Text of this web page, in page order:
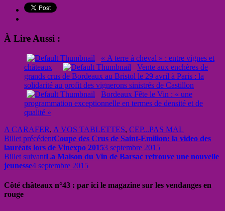
À Lire Aussi :
« A terre à cheval » : entre vignes et
châteaux
Vente aux enchères de
grands crus de Bordeaux au Bristol le 29 avril à Paris : la
solidarité au profit des vignerons sinistrés de Castillon
Bordeaux Fête le Vin : « une
programmation exceptionnelle en termes de densité et de
qualité »
A CARAFER, A VOS TABLETTES, CEP...PAS MAL
Billet précédentCoupe des Crus de Saint-Emilion: la video des
lauréats lors de Vinexpo 20153 septembre 2015
Billet suivantLa Maison du Vin de Barsac retrouve une nouvelle
jeunesse4 septembre 2015
Côté châteaux n°43 : par ici le magazine sur les vendanges en
rouge